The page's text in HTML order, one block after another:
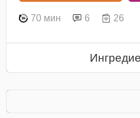
70 мин 6 26